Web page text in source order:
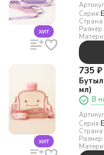
хит
Серия:
Страна
Размер
хит
735 ₽
мл)
В
Серия:
Страна
Размер